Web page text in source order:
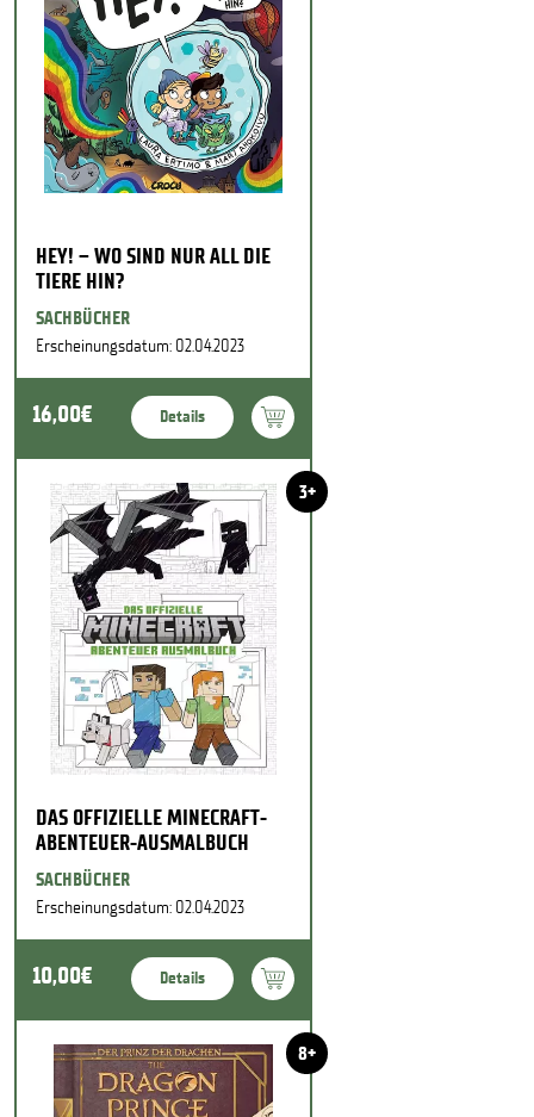
HEY! – WO SIND NUR ALL DIE
TIERE HIN?
SACHBÜCHER
Erscheinungsdatum: 02.04.2023
16,00€ Details
3+
DAS OFFIZIELLE MINECRAFT-
ABENTEUER-AUSMALBUCH
SACHBÜCHER
Erscheinungsdatum: 02.04.2023
10,00€ Details
8+